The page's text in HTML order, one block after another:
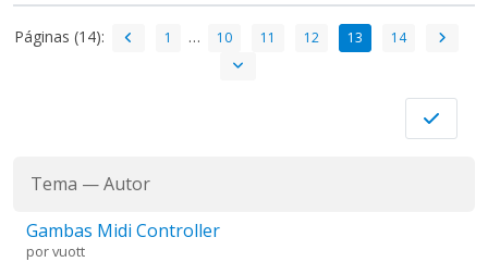
Páginas (14): 1 … 10 11 12 13 14
Tema —Autor
Gambas Midi Controller
porvuott